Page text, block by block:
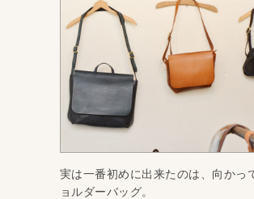
実は一番初めに出来たのは、向かっ
ョルダーバッグ。